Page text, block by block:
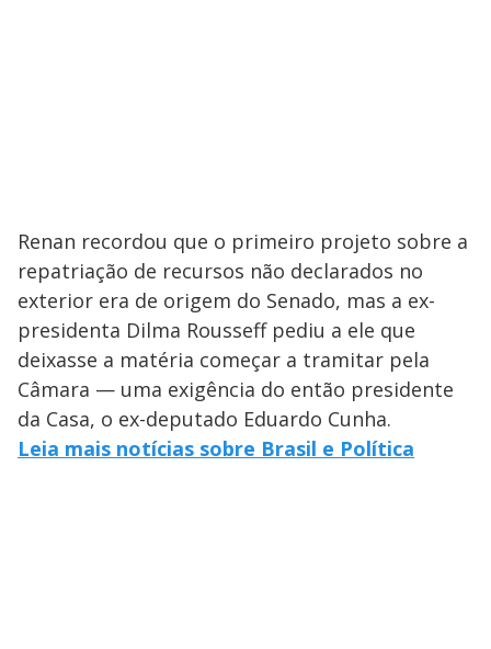
Renan recordou que o primeiro projeto sobre a
repatriação de recursos não declarados no
exterior era de origem do Senado, mas a ex-
presidenta Dilma Rousseff pediu a ele que
deixasse a matéria começar a tramitar pela
Câmara — uma exigência do então presidente
da Casa, o ex-deputado Eduardo Cunha.
Leia mais notícias sobre Brasil e Política